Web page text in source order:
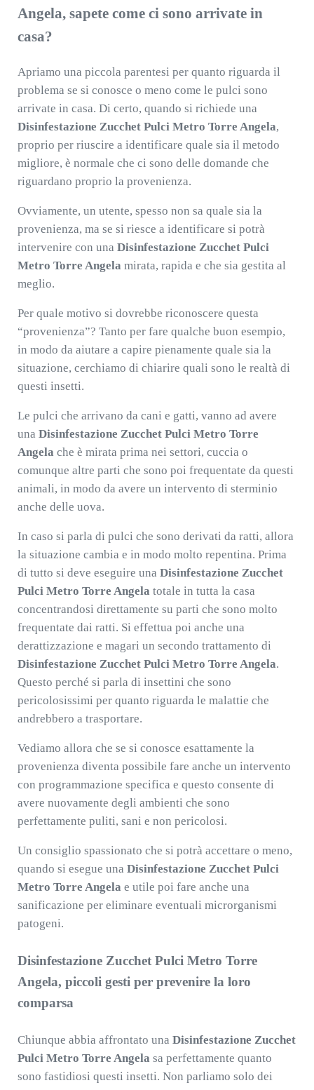
Angela, sapete come ci sono arrivate in
casa?
Apriamo una piccola parentesi per quanto riguarda il
problema se si conosce o meno come le pulci sono
arrivate in casa. Di certo, quando si richiede una
Disinfestazione Zucchet Pulci Metro Torre Angela,
proprio per riuscire a identificare quale sia il metodo
migliore, è normale che ci sono delle domande che
riguardano proprio la provenienza.
Ovviamente, un utente, spesso non sa quale sia la
provenienza, ma se si riesce a identificare si potrà
intervenire con una Disinfestazione Zucchet Pulci
Metro Torre Angela mirata, rapida e che sia gestita al
meglio.
Per quale motivo si dovrebbe riconoscere questa
“provenienza”? Tanto per fare qualche buon esempio,
in modo da aiutare a capire pienamente quale sia la
situazione, cerchiamo di chiarire quali sono le realtà di
questi insetti.
Le pulci che arrivano da cani e gatti, vanno ad avere
una Disinfestazione Zucchet Pulci Metro Torre
Angela che è mirata prima nei settori, cuccia o
comunque altre parti che sono poi frequentate da questi
animali, in modo da avere un intervento di sterminio
anche delle uova.
In caso si parla di pulci che sono derivati da ratti, allora
la situazione cambia e in modo molto repentina. Prima
di tutto si deve eseguire una Disinfestazione Zucchet
Pulci Metro Torre Angela totale in tutta la casa
concentrandosi direttamente su parti che sono molto
frequentate dai ratti. Si effettua poi anche una
derattizzazione e magari un secondo trattamento di
Disinfestazione Zucchet Pulci Metro Torre Angela.
Questo perché si parla di insettini che sono
pericolosissimi per quanto riguarda le malattie che
andrebbero a trasportare.
Vediamo allora che se si conosce esattamente la
provenienza diventa possibile fare anche un intervento
con programmazione specifica e questo consente di
avere nuovamente degli ambienti che sono
perfettamente puliti, sani e non pericolosi.
Un consiglio spassionato che si potrà accettare o meno,
quando si esegue una Disinfestazione Zucchet Pulci
Metro Torre Angela e utile poi fare anche una
sanificazione per eliminare eventuali microrganismi
patogeni.
Disinfestazione Zucchet Pulci Metro Torre
Angela, piccoli gesti per prevenire la loro
comparsa
Chiunque abbia affrontato una Disinfestazione Zucchet
Pulci Metro Torre Angela sa perfettamente quanto
sono fastidiosi questi insetti. Non parliamo solo dei